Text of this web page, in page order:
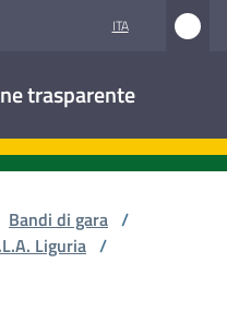
ITA
trasparente
Bandi di gara /
Liguria /